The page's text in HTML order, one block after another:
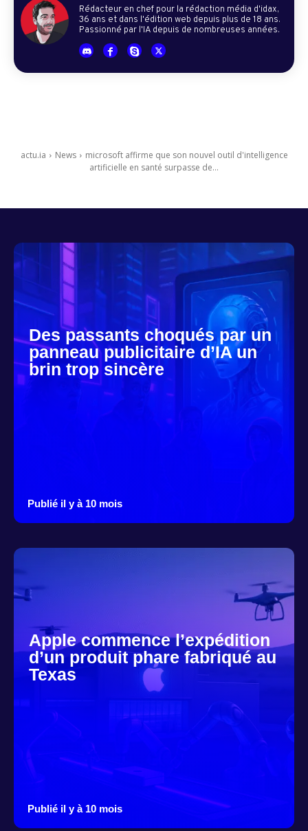
Rédacteur en chef pour la rédaction média d'idax,
36 ans et dans l'édition web depuis plus de 18 ans.
Passionné par l'IA depuis de nombreuses années.
actu.ia News
microsoft affirme que son nouvel outil d'intelligence
artificielle en santé surpasse de...
Des passants choqués par un
panneau publicitaire d’IA un
brin trop sincère
Publié il y à 10 mois
Apple commence l’expédition
d’un produit phare fabriqué au
Texas
Publié il y à 10 mois